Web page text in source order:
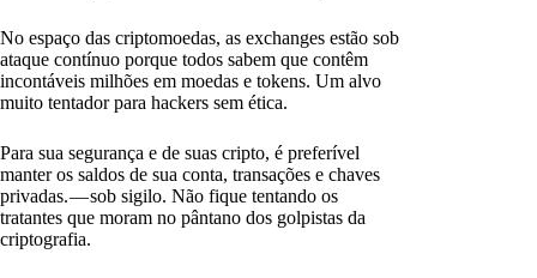
No espaço das criptomoedas, as exchanges estão sob
ataque contínuo porque todos sabem que contêm
incontáveis milhões em moedas e tokens. Um alvo
muito tentador para hackers sem ética.
Para sua segurança e de suas cripto, é preferível
manter os saldos de sua conta, transações e chaves
privadas. — sob sigilo. Não fique tentando os
tratantes que moram no pântano dos golpistas da
criptografia.